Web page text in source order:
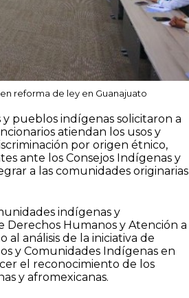
reforma de ley en Guanajuato
pueblos indígenas solicitaron a
atiendan los usos y
por origen étnico,
ante los Consejos Indígenas y
a las comunidades originarias
indígenas y
Derechos Humanos y Atención a
análisis de la iniciativa de
y Comunidades Indígenas en
el reconocimiento de los
y afromexicanas.